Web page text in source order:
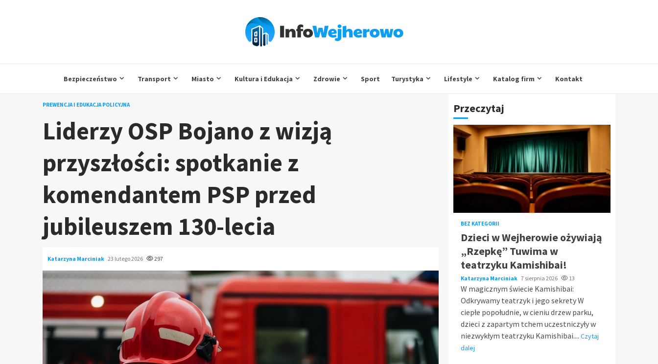
Bezpieczeństwo Transport Miasto Kultura i Edukacja Zdrowie Sport Turystyka Lifestyle Katalog firm Kontakt
PREWENCJA I EDUKACJA POLICYJNA
Liderzy OSP Bojano z wizją
przyszłości: spotkanie z
komendantem PSP przed
jubileuszem 130-lecia
Katarzyna Marciniak 23 lutego 2026 297
Przeczytaj
BEZ KATEGORII
Dzieci w Wejherowie ożywiają
„Rzepkę” Tuwima w
teatrzyku Kamishibai!
Katarzyna Marciniak 7 sierpnia 2026 13
W magicznym świecie Kamishibai:
Odkrywamy teatrzyk i jego sekrety W
ciepłe popołudnie, w cieniu drzew parku,
dzieci z zapartym tchem uczestniczyły w
niezwykłym teatrzyku Kamishibai.... Czytaj
dalej